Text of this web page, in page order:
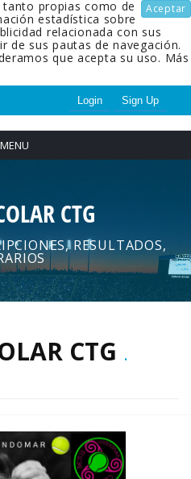
Aceptar
propias como de
estadística sobre
relacionada con sus
de sus pautas de navegación.
que acepta su uso. Más
Login Sign Up
MENU
CTG
RESULTADOS,
CTG .